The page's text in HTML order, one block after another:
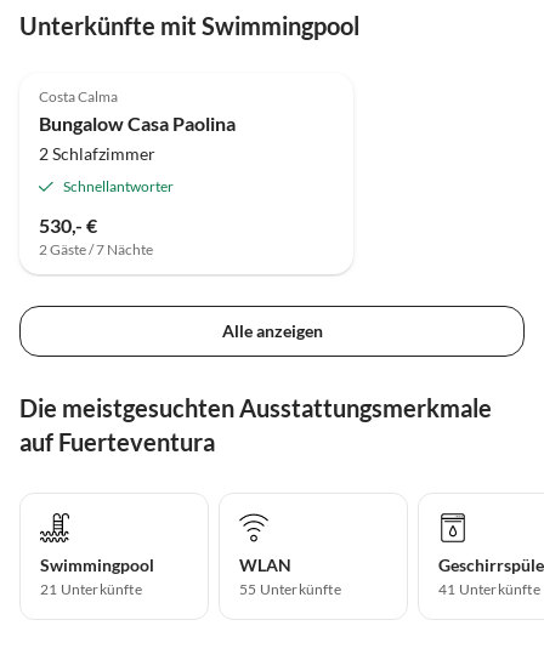
Unterkünfte mit Swimmingpool
Costa Calma
Bungalow Casa Paolina
2 Schlafzimmer
Schnellantworter
530,- €
2 Gäste / 7 Nächte
Alle anzeigen
Die meistgesuchten Ausstattungsmerkmale
auf Fuerteventura
Swimmingpool
21 Unterkünfte
WLAN
55 Unterkünfte 41 Unterkünfte